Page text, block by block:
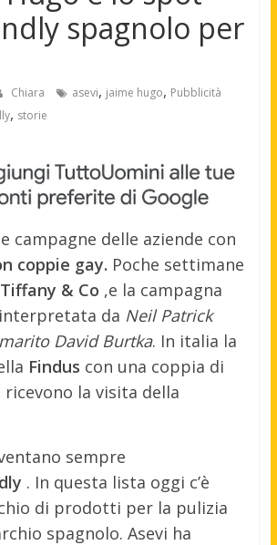
spagnolo per
Chiara asevi, jaime hugo, Pubblicità
, storie
campagne delle aziende con
coppie gay. Poche settimane
Tiffany & Co ,e la campagna
da Neil Patrick
David Burtka. In italia la
Findus con una coppia di
ricevono la visita della
sempre
. In questa lista oggi c’è
di prodotti per la pulizia
spagnolo. Asevi ha